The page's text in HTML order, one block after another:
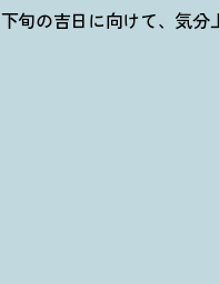
旬の吉日に向けて、気分